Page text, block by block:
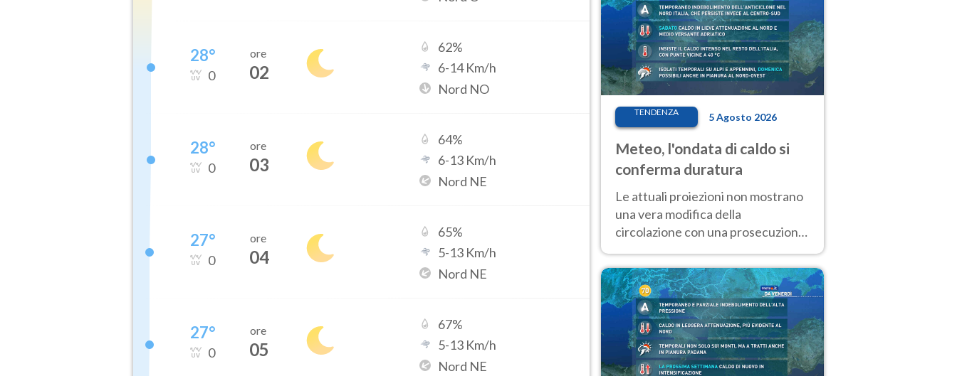
28°
0
ore
02
62%
6-14Km/h
Nord NO
28°
0
ore
03
64%
6-13 Km/h
Nord NE
27°
0
ore
04
65%
5-13 Km/h
Nord NE
27°
0
ore
05
67%
5-13 Km/h
Nord NE
TENDENZA 5 Agosto 2026
Meteo, l'ondata di caldo si
conferma duratura
Le attuali proiezioni non mostrano
una vera modifica della
circolazione con una prosecuzione
giorni, compresa la settimana di
Ferragosto